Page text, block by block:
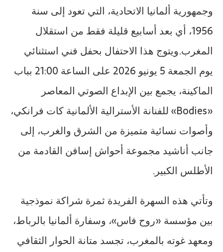
وجمهورية ألمانيا الاتحادية، التي تعود إلى سنة
1956، أي بعد أسابيع قليلة فقط من استقلال
المغرب.ويتوج هذا الاحتفال بحفل فني استثنائي
يوم الجمعة 5 يونيو 2026 على الساعة 21:00 بباب
الماكينة، يجمع بين الإبداع الصوتي المعاصر
«Bodies» للفنانة الأسترالية الألمانية كات فرانكي،
وأصوات نسائية متميزة من الشرق والغرب، إلى
جانب أناشيد مجموعة أحواش إسافن القادمة من
الأطلس الكبير.
وتأتي هذه السهرة الفريدة ثمرة شراكة نموذجية
بين مؤسسة «روح فاس»، وسفارة ألمانيا بالرباط،
ومعهد غوته بالمغرب، تجسد متانة الحوار الثقافي